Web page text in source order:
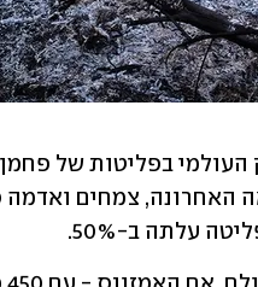
עלתה ב-50%.